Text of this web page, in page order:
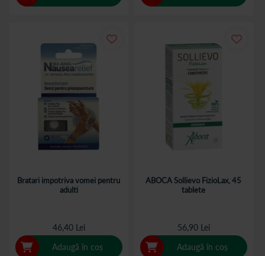
Bratari impotriva vomei pentru
adulti
46,40 Lei
Adaugă în coș
ABOCA Sollievo FizioLax, 45
tablete
56,90 Lei
Adaugă în coș